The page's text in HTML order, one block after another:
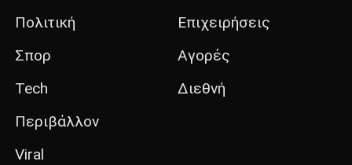
Πολιτική
Σπορ
Tech
Περιβάλλον
Viral
Επιχειρήσεις
Αγορές
Διεθνή